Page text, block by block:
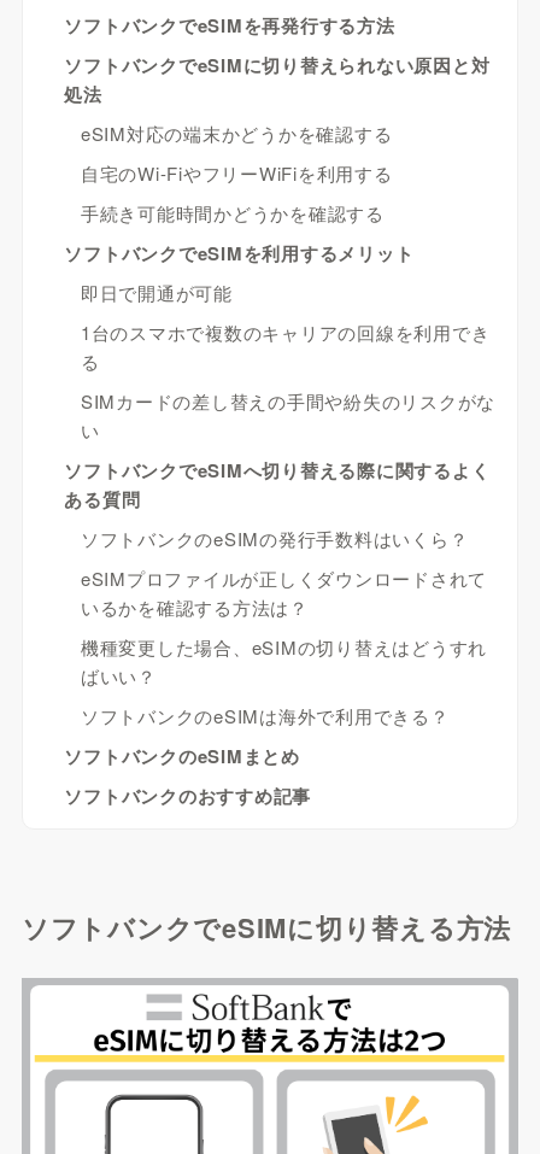
ソフトバンクでeSIMを再発行する方法
ソフトバンクでeSIMに切り替えられない原因と対
処法
eSIM対応の端末かどうかを確認する
自宅のWi-FiやフリーWiFiを利用する
手続き可能時間かどうかを確認する
ソフトバンクでeSIMを利用するメリット
即日で開通が可能
1台のスマホで複数のキャリアの回線を利用でき
る
SIMカードの差し替えの手間や紛失のリスクがな
い
ソフトバンクでeSIMへ切り替える際に関するよく
ある質問
ソフトバンクのeSIMの発行手数料はいくら？
eSIMプロファイルが正しくダウンロードされて
いるかを確認する方法は？
機種変更した場合、eSIMの切り替えはどうすれ
ばいい？
ソフトバンクのeSIMは海外で利用できる？
ソフトバンクのeSIMまとめ
ソフトバンクのおすすめ記事
ソフトバンクでeSIMに切り替える方法